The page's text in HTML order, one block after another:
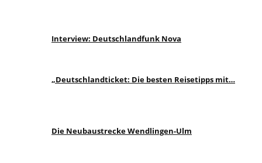
Interview: Deutschlandfunk Nova
„Deutschlandticket: Die besten Reisetipps mit…
Die Neubaustrecke Wendlingen-Ulm